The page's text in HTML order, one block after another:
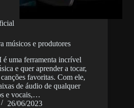
músicos e produtores
uma ferramenta incrível
e quer aprender a tocar,
favoritas. Com ele,
de áudio de qualquer
e vocais,…
26/06/2023